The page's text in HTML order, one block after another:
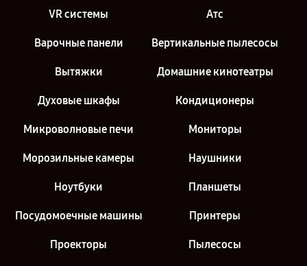
VR системы Атс
Варочные панели Вертикальные пылесосы
Вытяжки Домашние кинотеатры
Духовые шкафы Кондиционеры
Микроволновые печи Мониторы
Морозильные камеры Наушники
Ноутбуки Планшеты
Посудомоечные машины Принтеры
Проекторы Пылесосы